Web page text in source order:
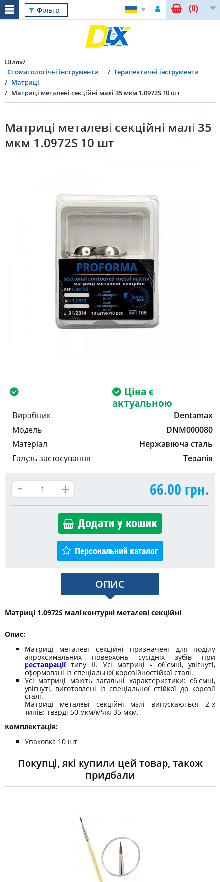
Фільтр (0)
Шлях
Стоматологічні інструменти
Терапевтичні інструменти
Матриці
Матриці металеві секційні малі 35 мкм 1.0972S 10 шт
Матриці металеві секційні малі 35
мкм 1.0972S 10 шт
Ціна є
актуальною
Виробник
Dentamax
Модель
DNM000080
Матеріал
Нержавіюча сталь
Галузь застосування
Терапія
66.00 грн.
Додати у кошик
Персональний каталог
ОПИС
Матриці 1.0972S малі контурні металеві секційні
Опис:
Матриці металеві секційні призначені для поділу
апроксимальних поверхонь сусідніх зубів при
реставраціїтипу II. Усі матриці - об'ємні, увігнуті,
сформовані із спеціальної корозійностійкої сталі.
Усі матриці мають загальні характеристики: об'ємні,
увігнуті, виготовлені із спеціальної стійкої до корозії
сталі.
Матриці металеві секційні малі випускаються 2-х
типів: тверді 50 мкм/м'які 35 мкм.
Комплектація:
Упаковка 10 шт
Покупці, які купили цей товар, також
придбали